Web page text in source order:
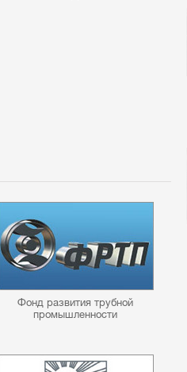
Фонд развития трубной
промышленности